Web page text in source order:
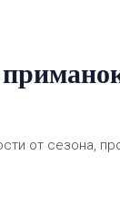
от сезона,